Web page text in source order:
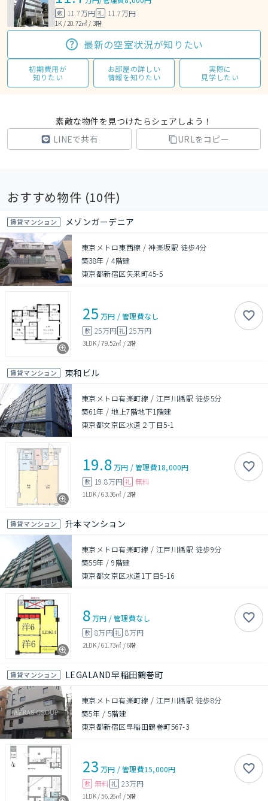
敷 11.7万円 礼 11.7万円
1K / 20.72㎡ / 3階
最新の空室状況が知りたい
初期費用が
知りたい
お部屋の詳しい
情報を知りたい
実際に
見学したい
素敵な物件を見つけたらシェアしよう！
LINEで共有
URLをコピー
おすすめ物件 (10件)
賃貸マンション メゾンガーデニア
東京メトロ東西線 / 神楽坂駅 徒歩4分
築38年 /4階建
東京都新宿区矢来町45-5
25 万円 /管理費なし
敷 25万円 礼 25万円
3LDK/79.52㎡ / 2階
賃貸マンション 東和ビル
東京メトロ有楽町線 / 江戸川橋駅 徒歩5分
築61年 /地上7階地下1階建
東京都文京区水道２丁目5-1
19.8万円 /管理費18,000円
敷 19.8万円 礼 無料
1LDK/63.36㎡ / 2階
賃貸マンション 升本マンション
東京メトロ有楽町線 / 江戸川橋駅 徒歩9分
築55年 /9階建
東京都文京区水道1丁目5-16
8万円 /管理費なし
敷 8万円礼 8万円
2LDK/61.73㎡ /6階
賃貸マンション LEGALAND早稲田鶴巻町
東京メトロ有楽町線 / 江戸川橋駅 徒歩8分
築5年 / 5階建
東京都新宿区早稲田鶴巻町567-3
23 万円 /管理費15,000円
敷 無料 礼 23万円
1LDK/56.26㎡ /5階